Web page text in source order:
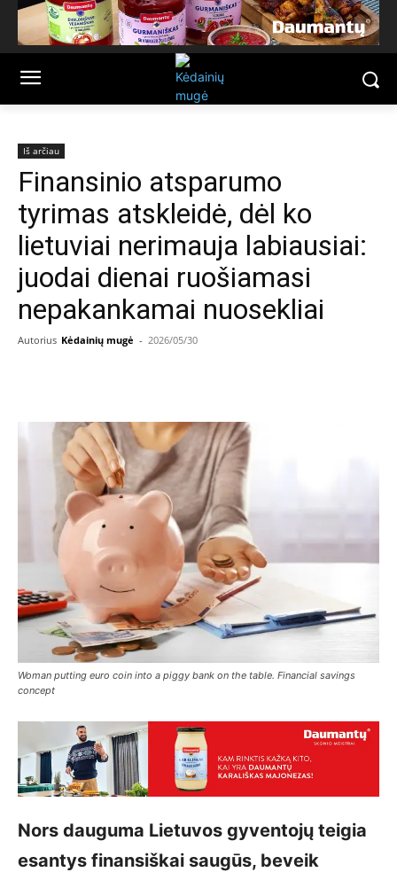
Iš arčiau
Finansinio atsparumo
tyrimas atskleidė, dėl ko
lietuviai nerimauja labiausiai:
juodai dienai ruošiamasi
nepakankamai nuosekliai
Autorius Kėdainių mugė - 2026/05/30
Woman putting euro coin into a piggy bank on the table. Financial savings
concept
Nors dauguma Lietuvos gyventojų teigia
esantys finansiškai saugūs, beveik